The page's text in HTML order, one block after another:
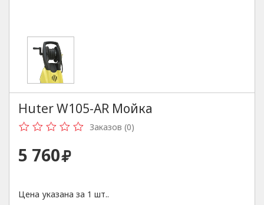
Huter W105-AR Мойка
Заказов (0)
5 760
Цена указана за 1 шт..